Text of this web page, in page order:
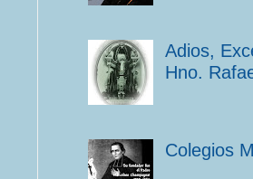
Adios,
Hno.
Colegios